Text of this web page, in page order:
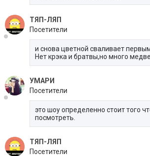
ТЯП-ЛЯП
Посетители
и снова цветной сваливает
Нет крэка и братвы,но много
УМАРИ
Посетители
это шоу определенно стоит того
посмотреть.
ТЯП-ЛЯП
Посетители